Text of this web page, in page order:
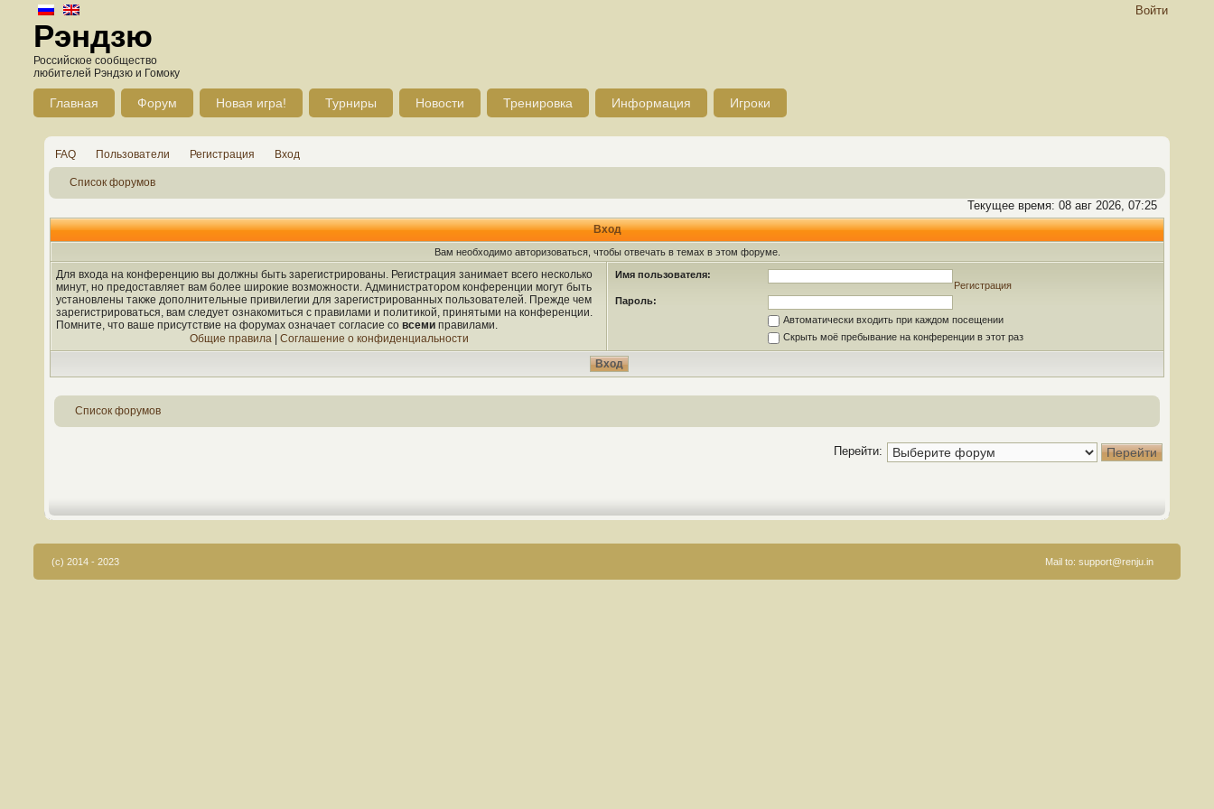
Войти
Рэндзю
Российское сообщество
любителей Рэндзю и Гомоку
Главная Форум Новая игра! Турниры Новости Тренировка Информация Игроки
FAQ Пользователи Регистрация Вход
Список форумов
Текущее время: 08 авг 2026, 07:25
Вход
Вам необходимо авторизоваться, чтобы отвечать в темах в этом форуме.
Для входа на конференцию вы должны быть зарегистрированы. Регистрация занимает всего несколько
минут, но предоставляет вам более широкие возможности. Администратором конференции могут быть
установлены также дополнительные привилегии для зарегистрированных пользователей. Прежде чем
зарегистрироваться, вам следует ознакомиться с правилами и политикой, принятыми на конференции.
Помните, что ваше присутствие на форумах означает согласие со всеми правилами.
Общие правила| Соглашение о конфиденциальности
Имя пользователя:
Регистрация
Пароль:
Автоматически входить при каждом посещении
Скрыть моё пребывание на конференции в этот раз
Список форумов
Перейти:
(c) 2014 - 2023 Mail to: support@renju.in